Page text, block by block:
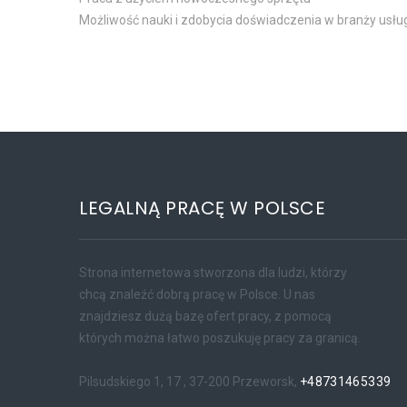
Możliwość nauki i zdobycia doświadczenia w branży
LEGALNĄ PRACĘ W POLSCE
Strona internetowa stworzona dla ludzi, którzy
chcą znaleźć dobrą pracę w Polsce. U nas
znajdziesz dużą bazę ofert pracy, z pomocą
których można łatwo poszukuję pracy za granicą.
Pilsudskiego 1, 17 , 37-200 Przeworsk, +48731465339